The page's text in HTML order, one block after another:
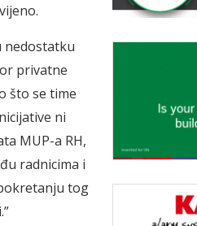
nedostatku
privatne
što se time
ni
MUP-a RH,
radnicima i
tog